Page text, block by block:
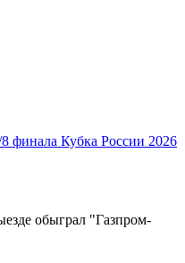
финала Кубка России 2026
обыграл "Газпром-